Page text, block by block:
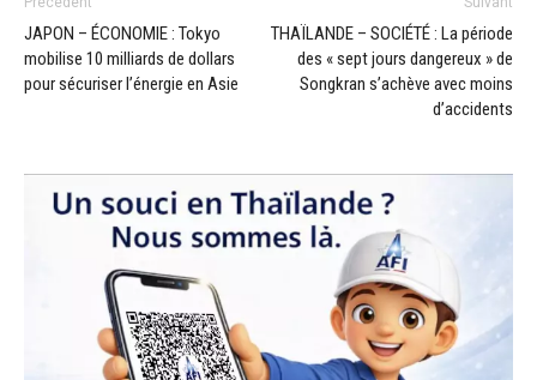
JAPON – ÉCONOMIE : Tokyo
mobilise 10 milliards de dollars
pour sécuriser l’énergie en Asie
THAÏLANDE – SOCIÉTÉ : La période
des « sept jours dangereux » de
Songkran s’achève avec moins
d’accidents